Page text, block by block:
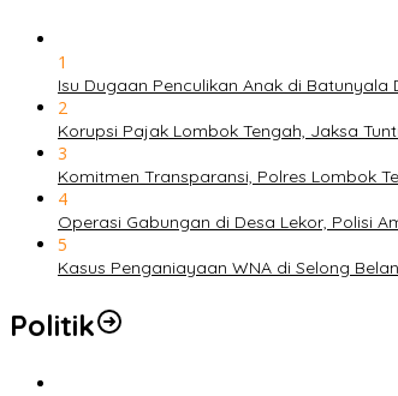
1
Isu Dugaan Penculikan Anak di
2
Korupsi Pajak Lombok Tengah, Jaksa
3
Komitmen Transparansi, Polres Lombok
4
Operasi Gabungan di Desa Lekor, Polisi
5
Kasus Penganiayaan WNA di Selong
Politik